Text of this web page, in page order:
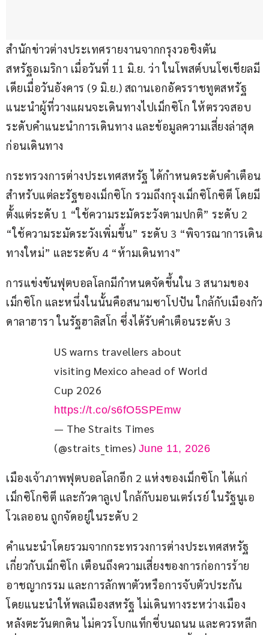
สำนักข่าวต่างประเทศรายงานจากกรุงวอชิงตัน
สหรัฐอเมริกา เมื่อวันที่ 11 มิ.ย. ว่า ในโพสต์บนโซเชียลมี
เดียเมื่อวันอังคาร (9 มิ.ย.) สถานเอกอัครราชทูตสหรัฐ
แนะนำผู้ที่วางแผนจะเดินทางไปเม็กซิโก ให้ตรวจสอบ
ระดับคำแนะนำการเดินทาง และข้อมูลความเสี่ยงล่าสุด
ก่อนเดินทาง
กระทรวงการต่างประเทศสหรัฐ ได้กำหนดระดับคำเตือน
สำหรับแต่ละรัฐของเม็กซิโก รวมถึงกรุงเม็กซิโกซิตี โดยมี
ตั้งแต่ระดับ 1 “ใช้ความระมัดระวังตามปกติ” ระดับ 2
“ใช้ความระมัดระวังเพิ่มขึ้น” ระดับ 3 “พิจารณาการเดิน
ทางใหม่” และระดับ 4 “ห้ามเดินทาง”
การแข่งขันฟุตบอลโลกมีกำหนดจัดขึ้นใน 3 สนามของ
เม็กซิโก และหนึ่งในนั้นคือสนามซาโปปัน ใกล้กับเมืองกัว
ดาลาฮารา ในรัฐฮาลิสโก ซึ่งได้รับคำเตือนระดับ 3
US warns travellers about
visiting Mexico ahead of World
Cup 2026
https://t.co/s6fO5SPEmw
— The Straits Times
(@straits_times) June 11, 2026
เมืองเจ้าภาพฟุตบอลโลกอีก 2 แห่งของเม็กซิโก ได้แก่
เม็กซิโกซิตี และกัวดาลูเป ใกล้กับมอนเตร์เรย์ ในรัฐนูเอ
โวเลออน ถูกจัดอยู่ในระดับ 2
คำแนะนำโดยรวมจากกระทรวงการต่างประเทศสหรัฐ
เกี่ยวกับเม็กซิโก เตือนถึงความเสี่ยงของการก่อการร้าย
อาชญากรรม และการลักพาตัวหรือการจับตัวประกัน
โดยแนะนำให้พลเมืองสหรัฐ ไม่เดินทางระหว่างเมือง
หลังตะวันตกดิน ไม่ควรโบกแท็กซี่บนถนน และควรหลีก